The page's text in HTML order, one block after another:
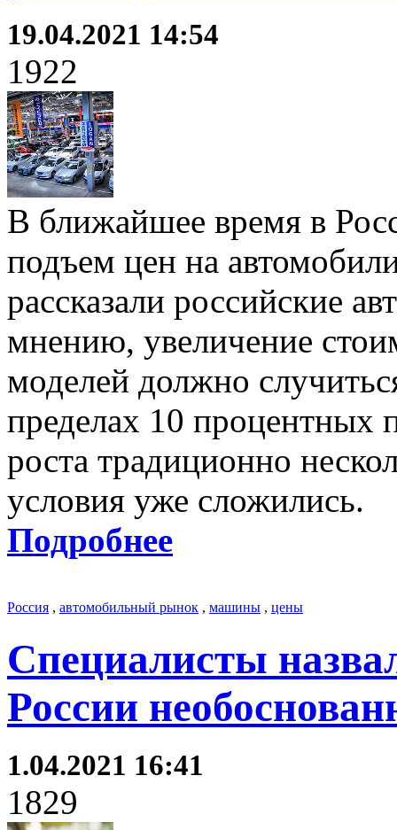
19.04.2021 14:54
1922
В ближайшее время в
подъем цен на
рассказали российские
мнению, увеличение
моделей должно
пределах 10 процентных
роста традиционно
условия уже сложились.
Подробнее
Россия , автомобильный рынок , машины , цены
Специалисты
России
1.04.2021 16:41
1829